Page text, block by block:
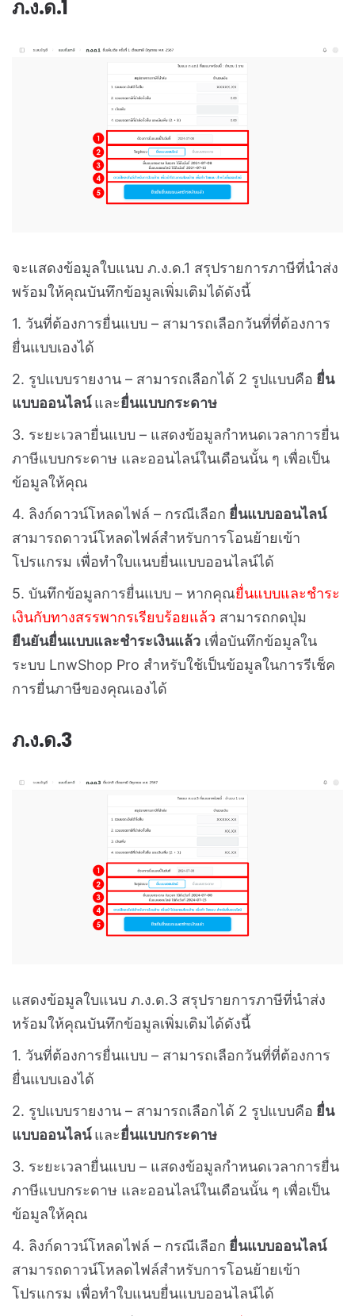
ภ.ง.ด.1
จะแสดงข้อมูลใบแนบ ภ.ง.ด.1 สรุปรายการภาษีที่นำส่ง
พร้อมให้คุณบันทึกข้อมูลเพิ่มเติมได้ดังนี้
1. วันที่ต้องการยื่นแบบ – สามารถเลือกวันที่ที่ต้องการ
ยื่นแบบเองได้
2. รูปแบบรายงาน – สามารถเลือกได้ 2 รูปแบบคือ ยื่น
แบบออนไลน์และยื่นแบบกระดาษ
3. ระยะเวลายื่นแบบ – แสดงข้อมูลกำหนดเวลาการยื่น
ภาษีแบบกระดาษ และออนไลน์ในเดือนนั้น ๆ เพื่อเป็น
ข้อมูลให้คุณ
4. ลิงก์ดาวน์โหลดไฟล์ – กรณีเลือก ยื่นแบบออนไลน์
สามารถดาวน์โหลดไฟล์สำหรับการโอนย้ายเข้า
โปรแกรม เพื่อทำใบแนบยื่นแบบออนไลน์ได้
5. บันทึกข้อมูลการยื่นแบบ – หากคุณยื่นแบบและชำระ
เงินกับทางสรรพากรเรียบร้อยแล้ว สามารถกดปุ่ม
ยืนยันยื่นแบบและชำระเงินแล้ว เพื่อบันทึกข้อมูลใน
ระบบ LnwShop Pro สำหรับใช้เป็นข้อมูลในการรีเช็ค
การยื่นภาษีของคุณเองได้
ภ.ง.ด.3
แสดงข้อมูลใบแนบ ภ.ง.ด.3 สรุปรายการภาษีที่นำส่ง
หร้อมให้คุณบันทึกข้อมูลเพิ่มเติมได้ดังนี้
1. วันที่ต้องการยื่นแบบ – สามารถเลือกวันที่ที่ต้องการ
ยื่นแบบเองได้
2. รูปแบบรายงาน – สามารถเลือกได้ 2 รูปแบบคือ ยื่น
แบบออนไลน์และยื่นแบบกระดาษ
3. ระยะเวลายื่นแบบ – แสดงข้อมูลกำหนดเวลาการยื่น
ภาษีแบบกระดาษ และออนไลน์ในเดือนนั้น ๆ เพื่อเป็น
ข้อมูลให้คุณ
4. ลิงก์ดาวน์โหลดไฟล์ – กรณีเลือก ยื่นแบบออนไลน์
สามารถดาวน์โหลดไฟล์สำหรับการโอนย้ายเข้า
โปรแกรม เพื่อทำใบแนบยื่นแบบออนไลน์ได้